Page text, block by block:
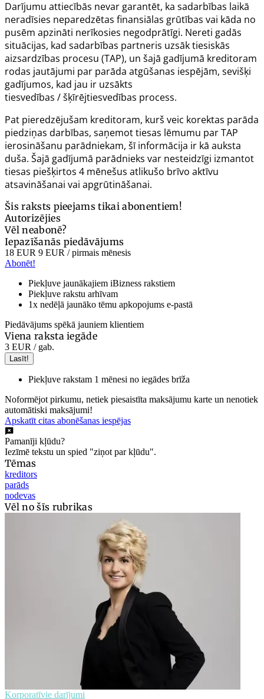
Darījumu attiecībās nevar garantēt, ka sadarbības laikā
neradīsies neparedzētas finansiālas grūtības vai kāda no
pusēm apzināti nerīkosies negodprātīgi. Nereti gadās
situācijas, kad sadarbības partneris uzsāk tiesiskās
aizsardzības procesu (TAP), un šajā gadījumā kreditoram
rodas jautājumi par parāda atgūšanas iespējām, sevišķi
gadījumos, kad jau ir uzsākts
tiesvedības / šķīrējtiesvedības process.
Pat pieredzējušam kreditoram, kurš veic korektas parāda
piedziņas darbības, saņemot tiesas lēmumu par TAP
ierosināšanu parādniekam, šī informācija ir kā auksta
duša. Šajā gadījumā parādnieks var nesteidzīgi izmantot
tiesas piešķirtos 4 mēnešus atlikušo brīvo aktīvu
atsavināšanai vai apgrūtināšanai.
Šis raksts pieejams tikai abonentiem!
Autorizējies
Vēl neabonē?
Iepazīšanās piedāvājums
18 EUR 9 EUR / pirmais mēnesis
Abonēt!
Piekļuve jaunākajiem iBizness rakstiem
Piekļuve rakstu arhīvam
1x nedēļā jaunāko tēmu apkopojums e-pastā
Piedāvājums spēkā jauniem klientiem
Viena raksta iegāde
3 EUR / gab.
Lasīt!
Piekļuve rakstam 1 mēnesi no iegādes brīža
Noformējot pirkumu, netiek piesaistīta maksājumu karte un nenotiek
automātiski maksājumi!
Apskatīt citas abonēšanas iespējas
Pamanīji kļūdu?
Iezīmē tekstu un spied "ziņot par kļūdu".
Tēmas
kreditors
parāds
nodevas
Vēl no šīs rubrikas
Korporatīvie darījumi